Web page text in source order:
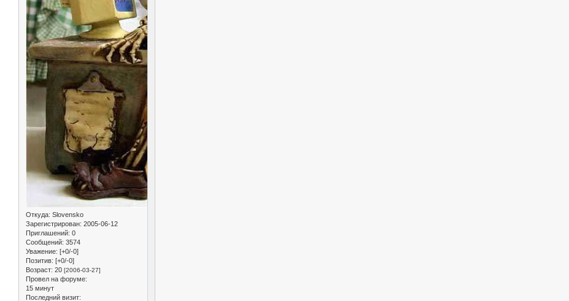
Откуда: Slovensko
Зарегистрирован: 2005-06-12
Приглашений: 0
Сообщений: 3574
Уважение: [+0/-0]
Позитив: [+0/-0]
Возраст: 20 [2006-03-27]
Провел на форуме:
15 минут
Последний визит: